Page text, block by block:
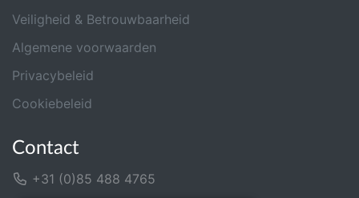
Veiligheid & Betrouwbaarheid
Algemene voorwaarden
Privacybeleid
Cookiebeleid
Contact
+31 (0)85 488 4765